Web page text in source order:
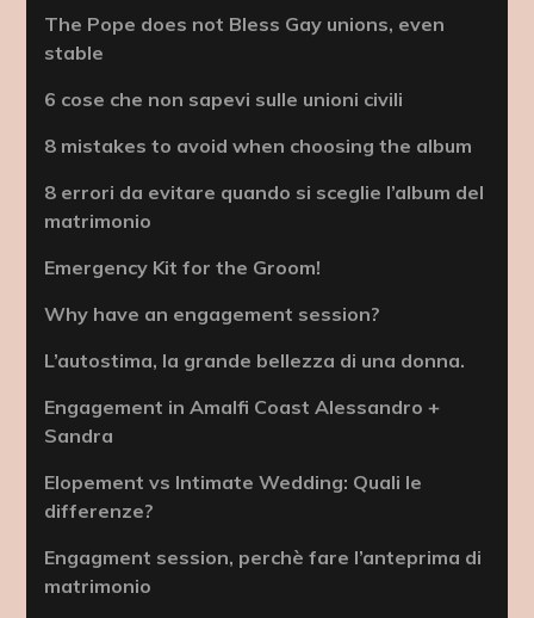
The Pope does not Bless Gay unions, even
stable
6 cose che non sapevi sulle unioni civili
8 mistakes to avoid when choosing the album
8 errori da evitare quando si sceglie l’album del
matrimonio
Emergency Kit for the Groom!
Why have an engagement session?
L’autostima, la grande bellezza di una donna.
Engagement in Amalfi Coast Alessandro +
Sandra
Elopement vs Intimate Wedding: Quali le
differenze?
Engagment session, perchè fare l’anteprima di
matrimonio